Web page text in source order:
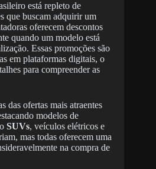
está repleto de
que buscam adquirir um
oferecem descontos
quando um modelo está
Essas promoções são
em plataformas digitais, o
para compreender as
das ofertas mais atraentes
modelos de
SUVs, veículos elétricos e
mas todas oferecem uma
na compra de